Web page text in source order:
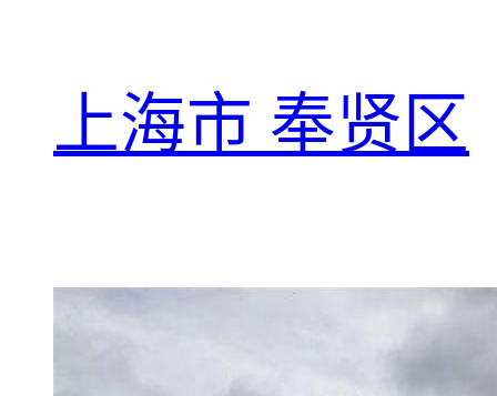
上海市 奉贤区